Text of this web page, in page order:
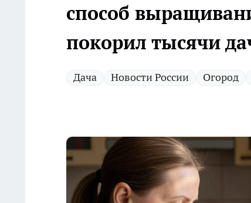
способ
покорил тысячи
Дача Новости России Огород